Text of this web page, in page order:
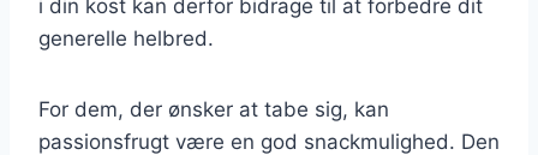
i din kost kan derfor bidrage til at forbedre dit
generelle helbred.
For dem, der ønsker at tabe sig, kan
passionsfrugt være en god snackmulighed. Den